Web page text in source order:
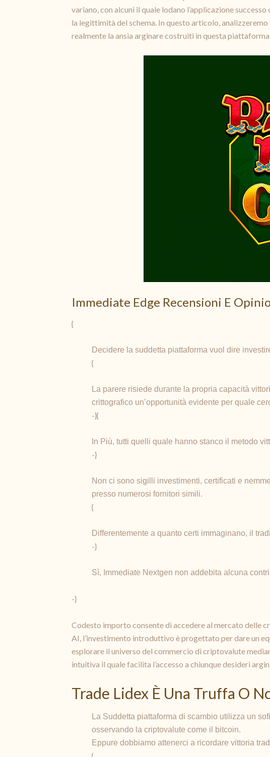
variano, con alcuni il quale lodano l’applicazione
la legittimità del schema. In questo articolo,
realmente la ansia arginare costruiti in questa
Immediate Edge Recensioni E
{
Decidere la suddetta piattaforma vuol dire
{
La parere risiede durante la propria capacità
crittografico un’opportunità evidente per quale
-}{
In Più, tutti quelli quale hanno stanco il metodo
-}
Non ci sono sigilli investimenti, certificati e
presso numerosi fornitori simili.
{
Differentemente a quanto certi immaginano, il
-}
Sì, Immediate Nextgen non addebita alcuna
-}
Codesto importo consente di accedere al mercato delle
AI, l’investimento introduttivo è progettato per dare un
esplorare il universo del commercio di criptovalute
intuitiva il quale facilita l’accesso a chiunque desideri
Trade Lidex È Una Truffa O
La Suddetta piattaforma di scambio utilizza un
osservando la criptovalute come il bitcoin.
Eppure dobbiamo attenerci a ricordare vittoria